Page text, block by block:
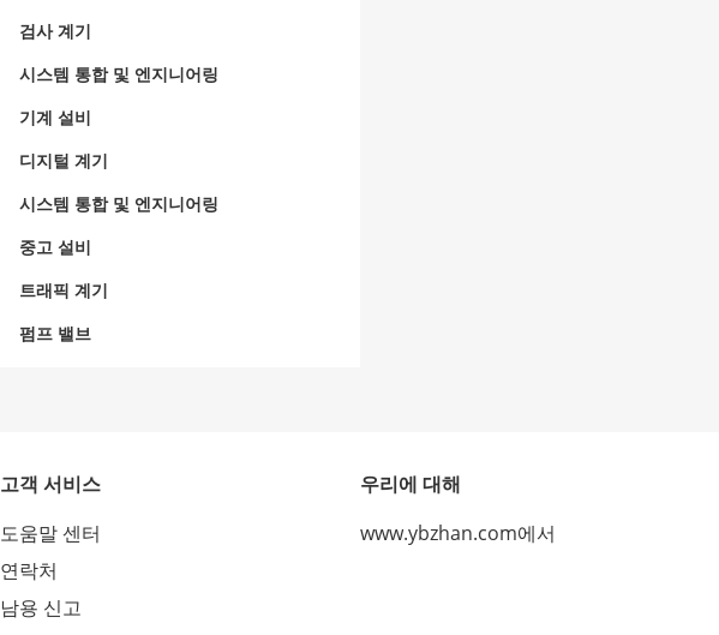
검사 계기
시스템 통합 및 엔지니어링
기계 설비
디지털 계기
시스템 통합 및 엔지니어링
중고 설비
트래픽 계기
펌프 밸브
고객 서비스
도움말 센터
연락처
남용 신고
우리에 대해
www.ybzhan.com에서